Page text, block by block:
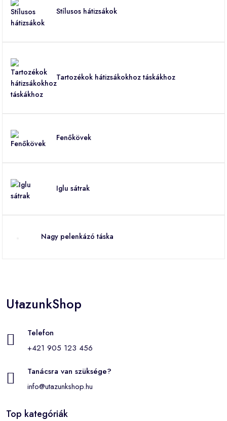
Stílusos hátizsákok
Tartozékok hátizsákokhoz táskákhoz
Fenőkövek
Iglu sátrak
Nagy pelenkázó táska
UtazunkShop
Telefon
+421 905 123 456
Tanácsra van szüksége?
info@utazunkshop.hu
Top kategóriák